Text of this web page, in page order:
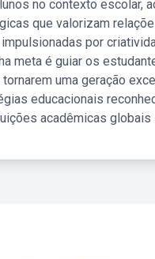
no contexto escolar,
que valorizam
por
meta é guiar os
uma geração
educacionais
acadêmicas globais